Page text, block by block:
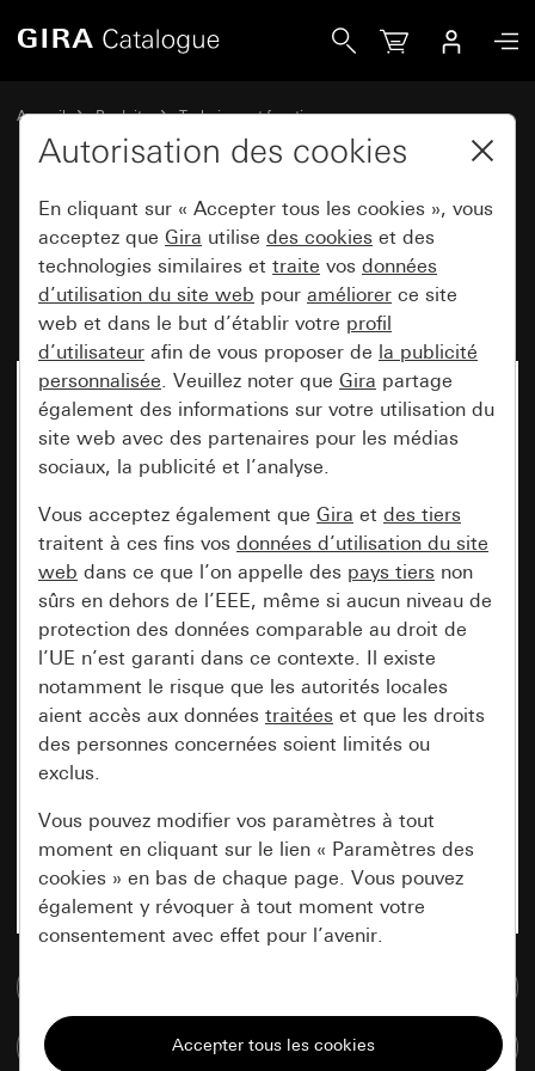
Accueil Produits
Technique et fonctions
System 3000 DALI, autre équipement électronique
DALI, autre électronique
Passerelle DALI Tunable White
Plus pour KNX
Désormais indisponible
Comparer des articles
Autorisation des cookies
En cliquant sur « Accepter tous les cookies », vous
acceptez que Gira utilise des cookies et des
technologies similaires et traite vos données
d’utilisation du site web pour améliorer ce site
web et dans le but d’établir votre profil
d’utilisateur afin de vous proposer de la publicité
personnalisée. Veuillez noter que Gira partage
également des informations sur votre utilisation du
site web avec des partenaires pour les médias
sociaux, la publicité et l’analyse.
Vous acceptez également que Gira et des tiers
traitent à ces fins vos données d’utilisation du site
web dans ce que l’on appelle des pays tiers non
sûrs en dehors de l’EEE, même si aucun niveau de
protection des données comparable au droit de
l’UE n’est garanti dans ce contexte. Il existe
notamment le risque que les autorités locales
aient accès aux données traitées et que les droits
des personnes concernées soient limités ou
exclus.
Vous pouvez modifier vos paramètres à tout
moment en cliquant sur le lien « Paramètres des
cookies » en bas de chaque page. Vous pouvez
également y révoquer à tout moment votre
consentement avec effet pour l’avenir.
Tous les cookies dont nous avons besoin pour